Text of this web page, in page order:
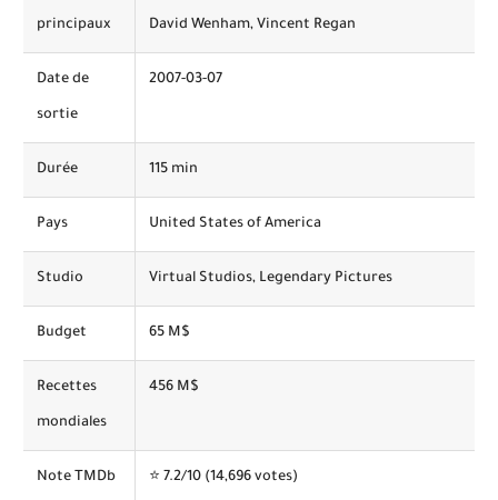
principaux David Wenham, Vincent Regan
Date de
sortie
2007-03-07
Durée 115 min
Pays United States of America
Studio Virtual Studios, Legendary Pictures
Budget 65 M$
Recettes
mondiales
456 M$
Note TMDb ⭐ 7.2/10 (14,696 votes)